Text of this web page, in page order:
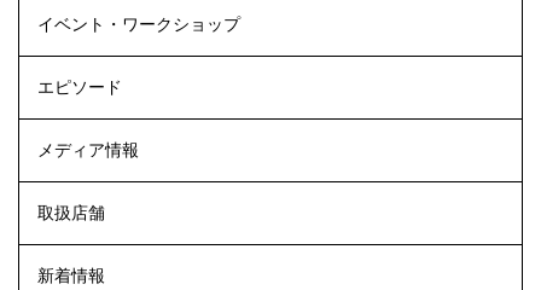
イベント・ワークショップ
エピソード
メディア情報
取扱店舗
新着情報